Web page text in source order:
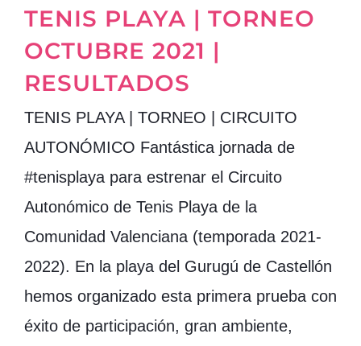
TENIS PLAYA | TORNEO
OCTUBRE 2021 |
RESULTADOS
TENIS PLAYA | TORNEO | CIRCUITO
AUTONÓMICO Fantástica jornada de
#tenisplaya para estrenar el Circuito
Autonómico de Tenis Playa de la
Comunidad Valenciana (temporada 2021-
2022). En la playa del Gurugú de Castellón
hemos organizado esta primera prueba con
éxito de participación, gran ambiente,